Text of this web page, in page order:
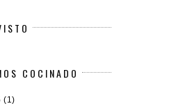
COCINADO
(1)